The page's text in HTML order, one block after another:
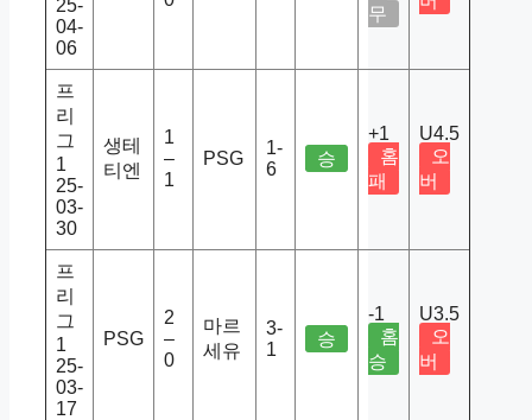
25-
04-
06
무
프
리
그
1
25-
03-
30
생테
티엔
1
–
1
PSG
1-
6
승
+1
홈
패
U4.5
오
버
프
리
그
1
25-
03-
17
PSG
2
–
0
마르
세유
3-
1
승
-1
홈
승
U3.5
오
버